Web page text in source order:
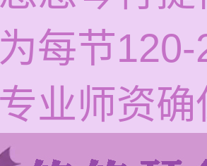
每节
业师资